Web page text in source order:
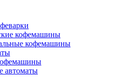
кофемашины
кофемашины
автоматы